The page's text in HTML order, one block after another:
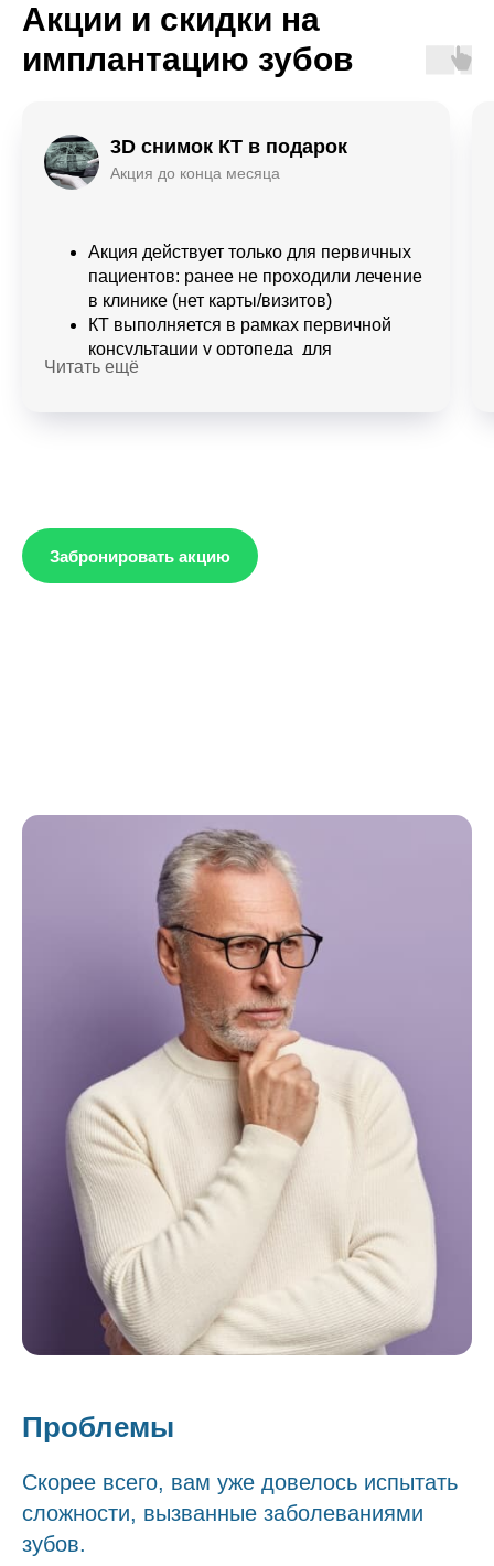
Акции и скидки на
имплантацию зубов
3D снимок КТ в подарок
Акция до конца месяца
Акция действует только для первичных
пациентов: ранее не проходили лечение
в клинике (нет карты/визитов)
КТ выполняется в рамках первичной
консультации у ортопеда для
составления плана лечения.
по полной стоимости КТ.
Решение о необходимости КТ принимает
Читать ещё
Забронировать акцию
Проблемы
Скорее всего, вам уже довелось испытать
сложности, вызванные заболеваниями
зубов.